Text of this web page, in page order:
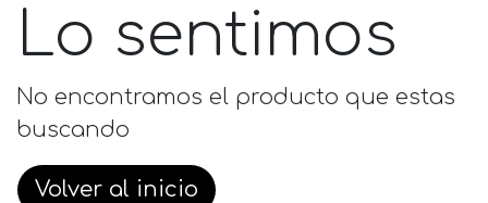
Lo sentimos
No encontramos el producto que estas
buscando
Volver al inicio